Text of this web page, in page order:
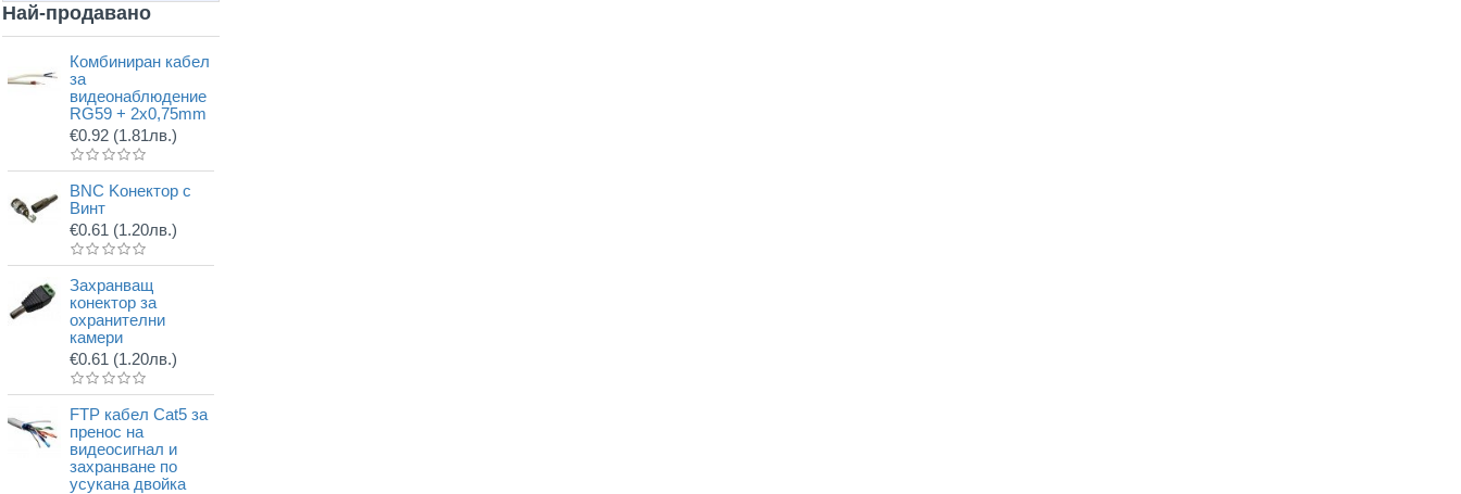
Най-продавано
Комбиниран кабел
за
видеонаблюдение
RG59 + 2x0,75mm
€0.92 (1.81лв.)
BNC Kонектор с
Винт
€0.61 (1.20лв.)
Захранващ
конектор за
охранителни
камери
€0.61 (1.20лв.)
FTP кабел Cat5 за
пренос на
видеосигнал и
захранване по
усукана двойка